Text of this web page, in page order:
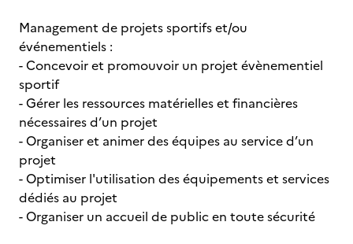
Management de projets sportifs et/ou
événementiels :
- Concevoir et promouvoir un projet évènementiel
sportif
- Gérer les ressources matérielles et financières
nécessaires d’un projet
- Organiser et animer des équipes au service d’un
projet
- Optimiser l'utilisation des équipements et services
dédiés au projet
- Organiser un accueil de public en toute sécurité